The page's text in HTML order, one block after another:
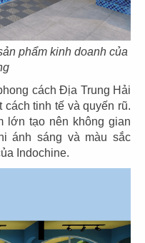
phẩm kinh doanh của
cách Địa Trung Hải
tinh tế và quyến rũ.
lớn tạo nên không gian
ánh sáng và màu sắc
Indochine.
YO
Celadon City